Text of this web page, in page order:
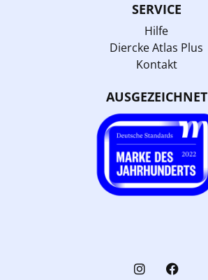
SERVICE
Hilfe
Diercke Atlas Plus
Kontakt
AUSGEZEICHNET